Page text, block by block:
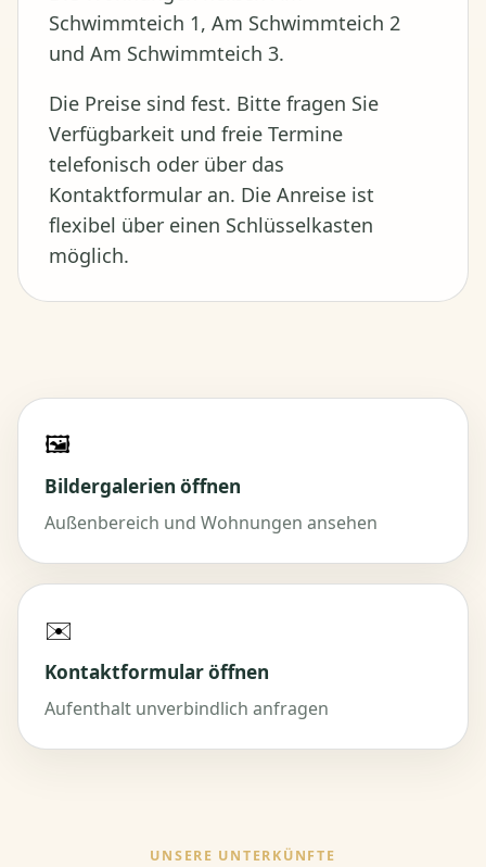
Schwimmteich 1, Am Schwimmteich 2
und Am Schwimmteich 3.
Die Preise sind fest. Bitte fragen Sie
Verfügbarkeit und freie Termine
telefonisch oder über das
Kontaktformular an. Die Anreise ist
flexibel über einen Schlüsselkasten
möglich.
🖼️
Bildergalerien öffnen
Außenbereich und Wohnungen ansehen
✉️
Kontaktformular öffnen
Aufenthalt unverbindlich anfragen
UNSERE UNTERKÜNFTE